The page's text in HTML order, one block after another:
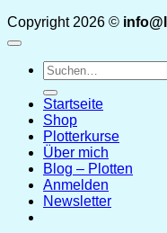
Copyright 2026 ©
Suchen
nach:
Startseite
Shop
Plotterkurse
Über mich
Blog – Plotten
Anmelden
Newsletter